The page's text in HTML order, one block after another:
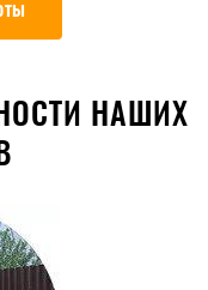
НАШИХ